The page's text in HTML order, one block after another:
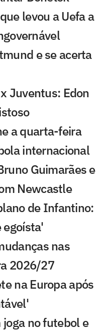
levou a Uefa a
e se acerta
Juventus: Edon
a quarta-feira
internacional
Guimarães e
Newcastle
de Infantino:
egoísta'
nas
2026/27
na Europa após
no futebol e